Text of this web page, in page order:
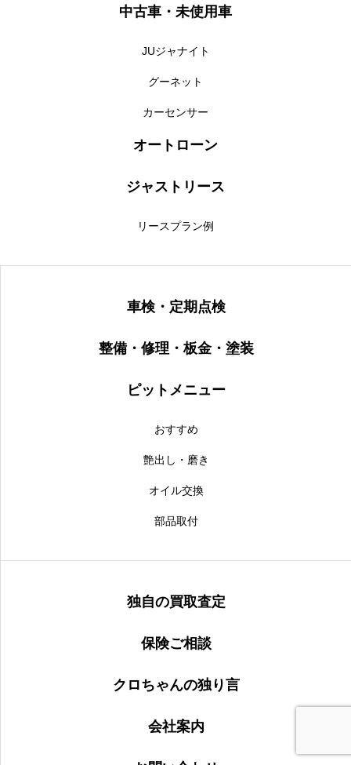
中古車・未使用車
JUジャナイト
グーネット
カーセンサー
オートローン
ジャストリース
リースプラン例
車検・定期点検
整備・修理・板金・塗装
ピットメニュー
おすすめ
艶出し・磨き
オイル交換
部品取付
独自の買取査定
保険ご相談
クロちゃんの独り言
会社案内